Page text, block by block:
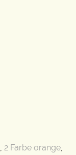
, 2 Farbe orange,